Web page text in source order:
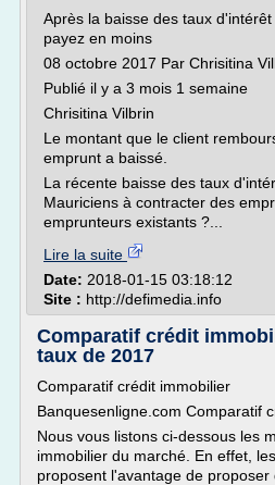
Après la baisse des taux
payez en moins
08 octobre 2017 Par Chrisitina
Publié il y a 3 mois 1 semaine
Chrisitina Vilbrin
Le montant que le client
emprunt a baissé.
La récente baisse des taux
Mauriciens à contracter des
emprunteurs existants ?...
Lire la suite
Date: 2018-01-15 03:18:12
Site : http://defimedia.info
Comparatif crédit
taux de 2017
Comparatif crédit immobilier
Banquesenligne.com Comparatif
Nous vous listons ci-dessous les
immobilier du marché. En effet,
proposent l'avantage de